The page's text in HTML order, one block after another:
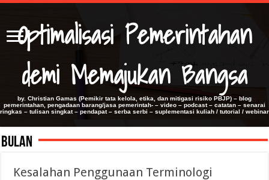
Optimalisasi Pemerintahan
demi Memajukan Bangsa
by. Christian Gamas (Pemikir tata kelola, etika, dan mitigasi risiko PBJP) – blog
pemerintahan, pengadaan barang/jasa pemerintah- – video – podcast – catatan – senarai
ringkas – tulisan singkat – pendapat – serba serbi – suplementasi kuliah / tutorial / webinar
Bulan
Kesalahan Penggunaan Terminologi